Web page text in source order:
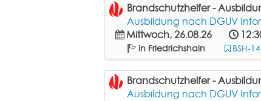
Brandschutzhelfer -
Ausbildung nach DGUV
Mittwoch, 26.08.26
in Friedrichshain BSH-
Brandschutzhelfer -
Ausbildung nach DGUV